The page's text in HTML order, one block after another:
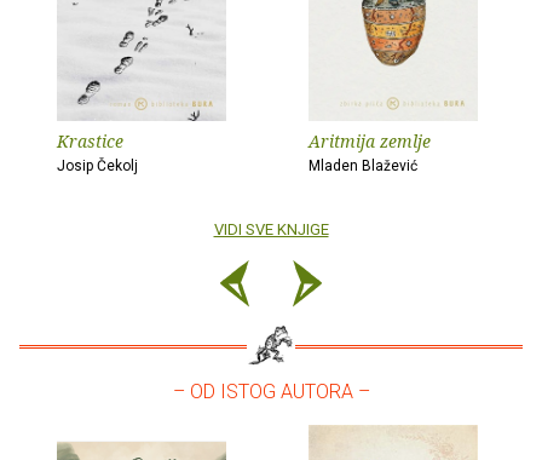
Krastice
Josip Čekolj
Aritmija zemlje
Mladen Blažević
VIDI SVE KNJIGE
– OD ISTOG AUTORA –